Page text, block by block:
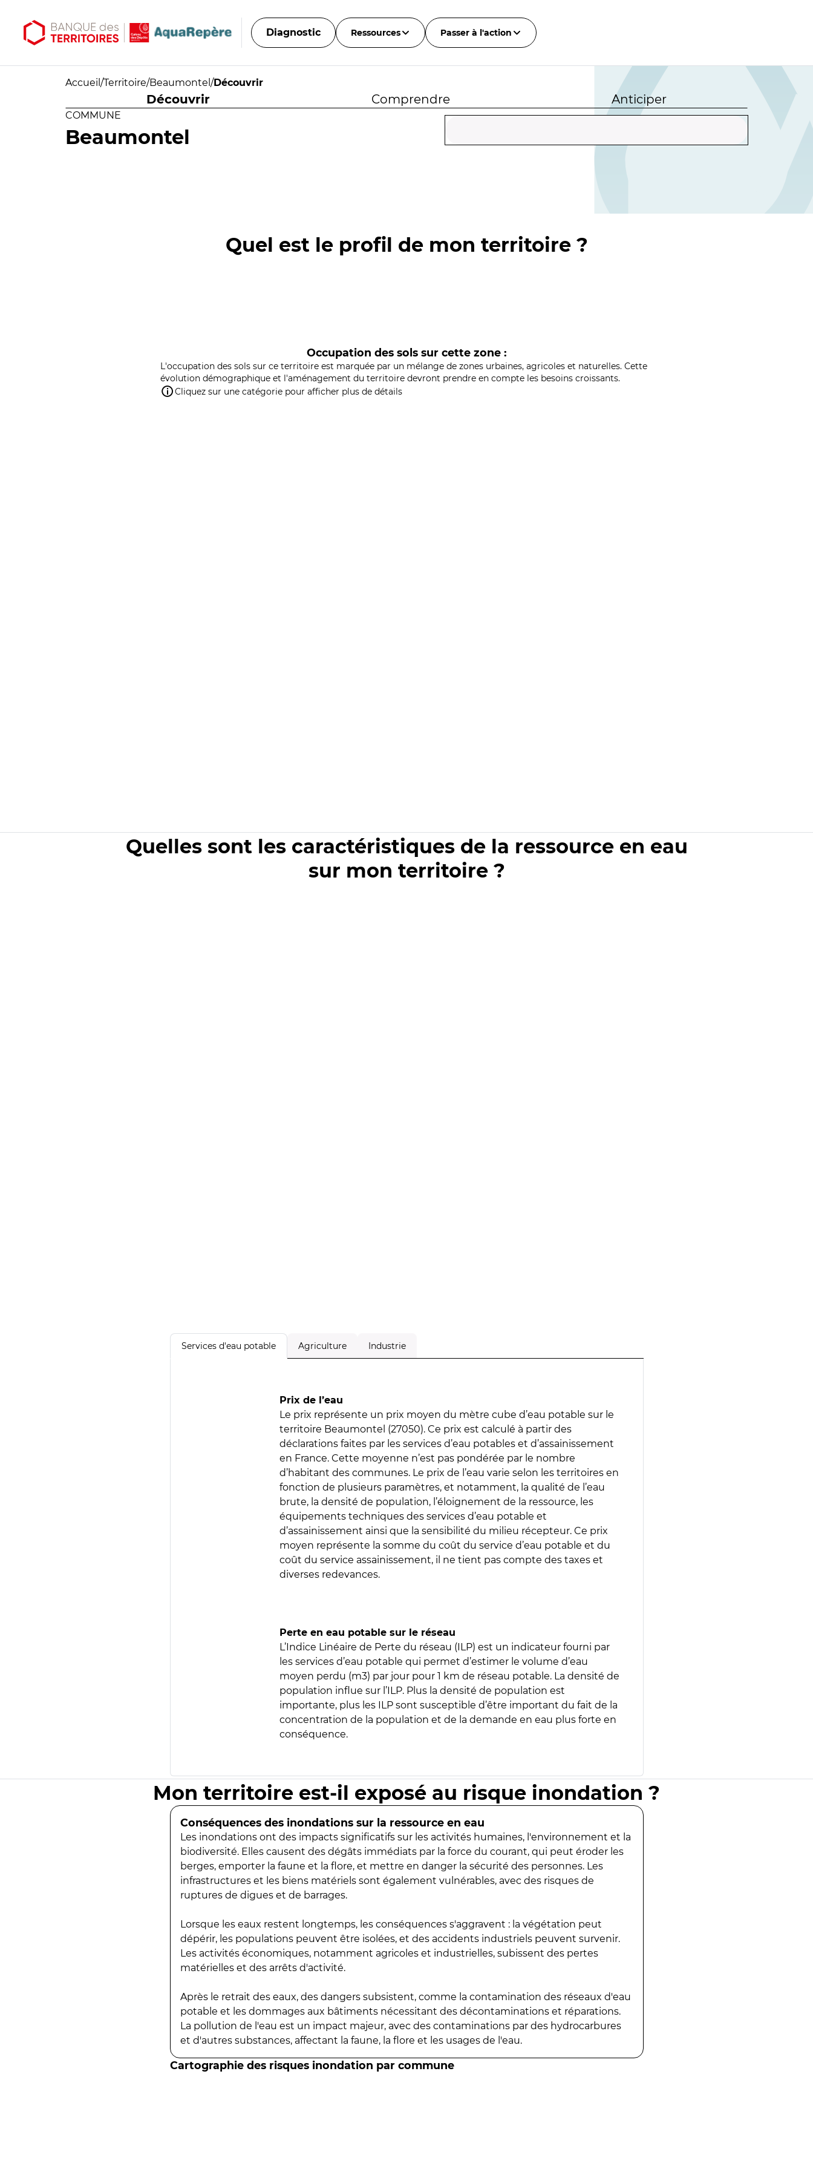
Diagnostic Ressources Passer à l'action
Accueil /Territoire/Beaumontel /Découvrir
Découvrir Comprendre Anticiper
COMMUNE
Beaumontel
Quel est le profil de mon territoire ?
Occupation des sols sur cette zone :
L'occupation des sols sur ce territoire est marquée par un mélange de zones urbaines, agricoles et naturelles. Cette
évolution démographique et l'aménagement du territoire devront prendre en compte les besoins croissants.
Cliquez sur une catégorie pour afficher plus de détails
Quelles sont les caractéristiques de la ressource en eau
sur mon territoire ?
Services d'eau potable Agriculture Industrie
Prix de l’eau
Le prix représente un prix moyen du mètre cube d’eau potable sur le
territoire Beaumontel (27050). Ce prix est calculé à partir des
déclarations faites par les services d’eau potables et d’assainissement
en France. Cette moyenne n’est pas pondérée par le nombre
d’habitant des communes. Le prix de l’eau varie selon les territoires en
fonction de plusieurs paramètres, et notamment, la qualité de l’eau
brute, la densité de population, l’éloignement de la ressource, les
équipements techniques des services d’eau potable et
d’assainissement ainsi que la sensibilité du milieu récepteur. Ce prix
moyen représente la somme du coût du service d’eau potable et du
coût du service assainissement, il ne tient pas compte des taxes et
diverses redevances.
Perte en eau potable sur le réseau
L’Indice Linéaire de Perte du réseau (ILP) est un indicateur fourni par
les services d’eau potable qui permet d’estimer le volume d’eau
moyen perdu (m3) par jour pour 1 km de réseau potable. La densité de
population influe sur l’ILP. Plus la densité de population est
importante, plus les ILP sont susceptible d’être important du fait de la
concentration de la population et de la demande en eau plus forte en
conséquence.
Mon territoire est-il exposé au risque inondation ?
Conséquences des inondations sur la ressource en eau
Les inondations ont des impacts significatifs sur les activités humaines, l'environnement et la
biodiversité. Elles causent des dégâts immédiats par la force du courant, qui peut éroder les
berges, emporter la faune et la flore, et mettre en danger la sécurité des personnes. Les
infrastructures et les biens matériels sont également vulnérables, avec des risques de
ruptures de digues et de barrages.
Lorsque les eaux restent longtemps, les conséquences s'aggravent : la végétation peut
dépérir, les populations peuvent être isolées, et des accidents industriels peuvent survenir.
Les activités économiques, notamment agricoles et industrielles, subissent des pertes
matérielles et des arrêts d'activité.
Après le retrait des eaux, des dangers subsistent, comme la contamination des réseaux d'eau
potable et les dommages aux bâtiments nécessitant des décontaminations et réparations.
La pollution de l'eau est un impact majeur, avec des contaminations par des hydrocarbures
et d'autres substances, affectant la faune, la flore et les usages de l'eau.
Cartographie des risques inondation par commune